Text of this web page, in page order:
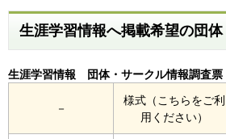
生涯学習情報へ掲載希望の団体
生涯学習情報 団体・サークル情報調査票
－
様式（こちらをご利
用ください）